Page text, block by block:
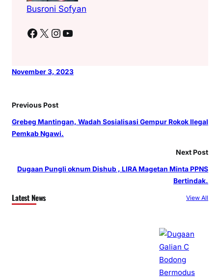
Busroni Sofyan
Facebook X Instagram YouTube
November 3, 2023
Previous Post
Grebeg Mantingan, Wadah Sosialisasi Gempur Rokok Ilegal
Pemkab Ngawi.
Next Post
Dugaan Pungli oknum Dishub , LIRA Magetan Minta PPNS
Bertindak.
Latest News View All